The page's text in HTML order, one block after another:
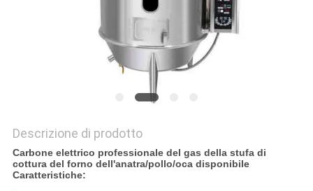
Descrizione di prodotto
Carbone elettrico professionale del gas della stufa di
cottura del forno dell'anatra/pollo/oca disponibile
Caratteristiche: